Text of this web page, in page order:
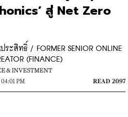
สู่ Net Zero
ะสิทธิ์ / FORMER SENIOR ONLINE
(FINANCE)
& INVESTMENT
04:01 PM
READ 2097